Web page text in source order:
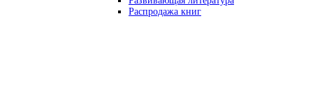
Распродажа книг